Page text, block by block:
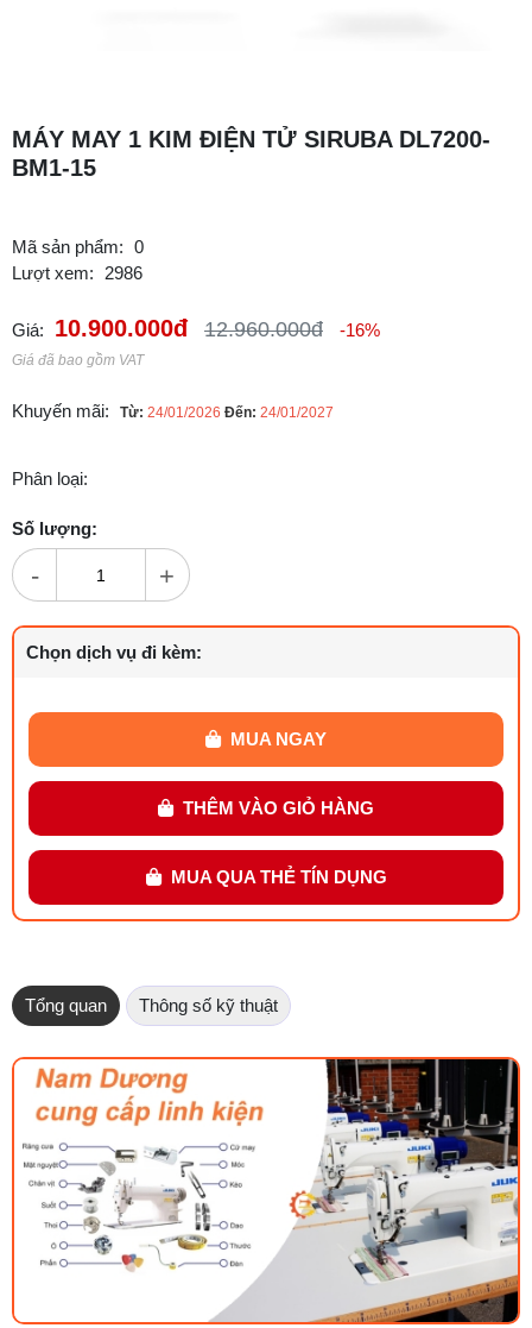
MÁY MAY 1 KIM ĐIỆN TỬ SIRUBA DL7200-
BM1-15
Mã sản phẩm: 0
Lượt xem:
2986
Giá: 10.900.000đ 12.960.000đ -16%
Giá đã bao gồm VAT
Khuyến mãi: Từ: 24/01/2026 Đến: 24/01/2027
Phân loại:
Số lượng:
- +
Chọn dịch vụ đi kèm:
MUA NGAY
THÊM VÀO GIỎ HÀNG
MUA QUA THẺ TÍN DỤNG
Tổng quan Thông số kỹ thuật